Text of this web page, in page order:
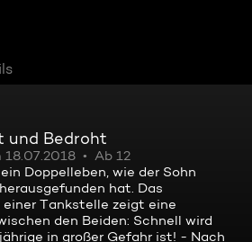
und Bedroht
18.07.2018
Ab 12
Doppelleben, wie der Sohn
hat. Das
Tankstelle zeigt eine
den Beiden: Schnell wird
in großer Gefahr ist! - Nach